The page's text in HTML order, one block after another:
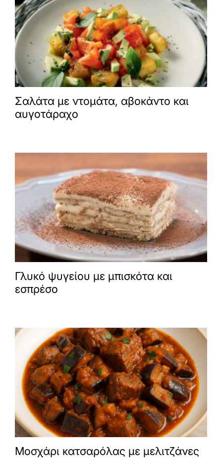
Σαλάτα με ντομάτα, αβοκάντο και
αυγοτάραχο
Γλυκό ψυγείου με μπισκότα και
εσπρέσο
Μοσχάρι κατσαρόλας με μελιτζάνες